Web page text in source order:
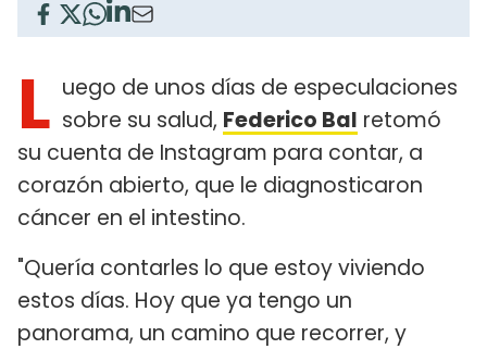
L uego de unos días de especulaciones
sobre su salud, Federico Bal retomó
su cuenta de Instagram para contar, a
corazón abierto, que le diagnosticaron
cáncer en el intestino.
"Quería contarles lo que estoy viviendo
estos días. Hoy que ya tengo un
panorama, un camino que recorrer, y